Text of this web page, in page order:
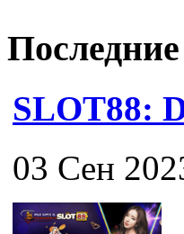
Последние
SLOT88:
03 Сен